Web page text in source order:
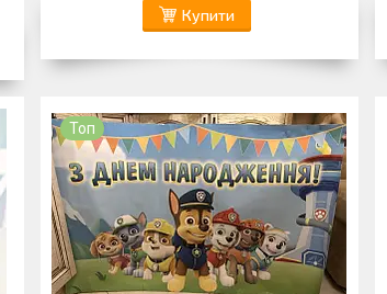
Купити
Топ